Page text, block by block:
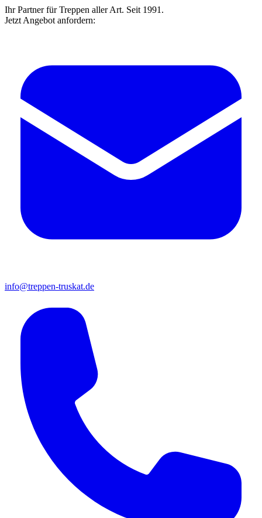
Ihr Partner für Treppen aller Art. Seit 1991.
Jetzt Angebot anfordern:
info@treppen-truskat.de